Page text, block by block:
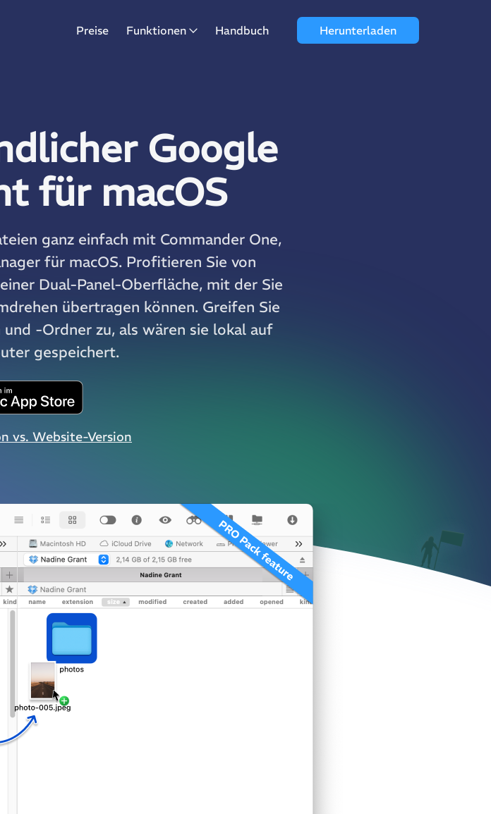
Preise Funktionen Handbuch Herunterladen
Google
für macOS
ganz einfach mit Commander One,
für macOS. Profitieren Sie von
Dual-Panel-Oberfläche, mit der Sie
übertragen können. Greifen Sie
-Ordner zu, als wären sie lokal auf
gespeichert.
vs. Website-Version